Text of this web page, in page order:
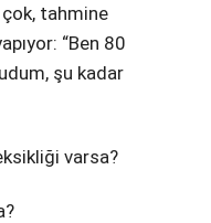
tahmine
“Ben 80
şu kadar
varsa?